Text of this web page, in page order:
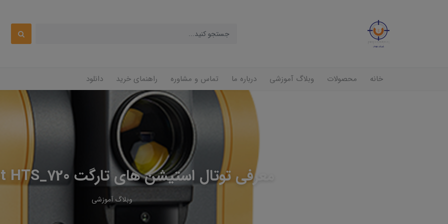
خانه محصولات وبلاگ آموزشی درباره ما تماس و مشاوره راهنمای خرید دانلود
معرفی توتال استیشن های تارگت Hitarget HTS_720
وبلاگ آموزشی